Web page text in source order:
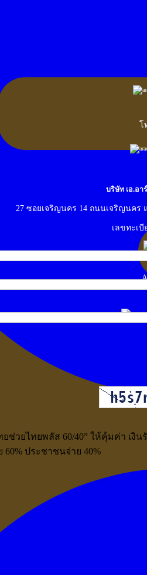
ช่วยไทยพลัส 60/40” ให้คุ้มค่า เงิน
ประชาชนจ่าย 40%
บริษัท เอ.อ
27 ซอยเจริญนคร 14 ถนนเจริญนคร
เลขทะเบี